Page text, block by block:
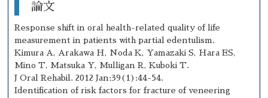
論文
Response shift in oral health-related quality of life
measurement in patients with partial edentulism.
Kimura A, Arakawa H, Noda K, Yamazaki S, Hara ES,
Mino T, Matsuka Y, Mulligan R, Kuboki T.
J Oral Rehabil. 2012 Jan;39(1):44-54.
Identification of risk factors for fracture of veneering